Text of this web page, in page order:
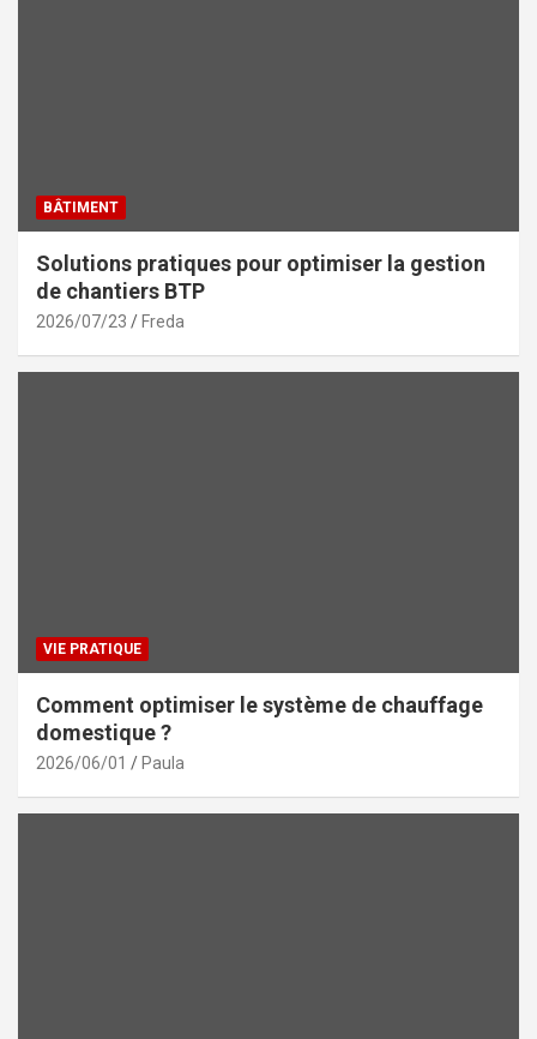
BÂTIMENT
Solutions pratiques pour optimiser la gestion
de chantiers BTP
2026/07/23 Freda
VIE PRATIQUE
Comment optimiser le système de chauffage
domestique ?
2026/06/01 Paula